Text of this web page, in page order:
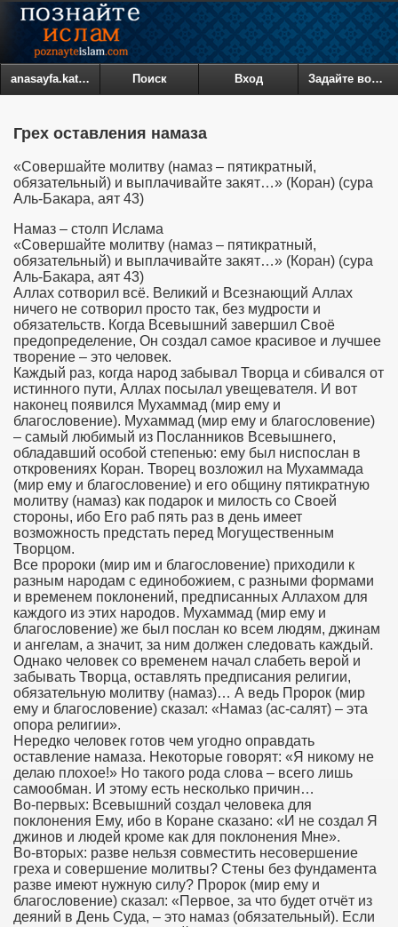
anasayfa.kategoriler Поиск Вход Задайте вопрос
Грех оставления намаза
«Совершайте молитву (намаз – пятикратный,
обязательный) и выплачивайте закят…» (Коран) (сура
Аль-Бакара, аят 43)
Намаз – столп Ислама
«Совершайте молитву (намаз – пятикратный,
обязательный) и выплачивайте закят…» (Коран) (сура
Аль-Бакара, аят 43)
Аллах сотворил всё. Великий и Всезнающий Аллах
ничего не сотворил просто так, без мудрости и
обязательств. Когда Всевышний завершил Своё
предопределение, Он создал самое красивое и лучшее
творение – это человек.
Каждый раз, когда народ забывал Творца и сбивался от
истинного пути, Аллах посылал увещевателя. И вот
наконец появился Мухаммад (мир ему и
благословение). Мухаммад (мир ему и благословение)
– самый любимый из Посланников Всевышнего,
обладавший особой степенью: ему был ниспослан в
откровениях Коран. Творец возложил на Мухаммада
(мир ему и благословение) и его общину пятикратную
молитву (намаз) как подарок и милость со Своей
стороны, ибо Его раб пять раз в день имеет
возможность предстать перед Могущественным
Творцом.
Все пророки (мир им и благословение) приходили к
разным народам с единобожием, с разными формами
и временем поклонений, предписанных Аллахом для
каждого из этих народов. Мухаммад (мир ему и
благословение) же был послан ко всем людям, джинам
и ангелам, а значит, за ним должен следовать каждый.
Однако человек со временем начал слабеть верой и
забывать Творца, оставлять предписания религии,
обязательную молитву (намаз)… А ведь Пророк (мир
ему и благословение) сказал: «Намаз (ас-салят) – эта
опора религии».
Нередко человек готов чем угодно оправдать
оставление намаза. Некоторые говорят: «Я никому не
делаю плохое!» Но такого рода слова – всего лишь
самообман. И этому есть несколько причин…
Во-первых: Всевышний создал человека для
поклонения Ему, ибо в Коране сказано: «И не создал Я
джинов и людей кроме как для поклонения Мне».
Во-вторых: разве нельзя совместить несовершение
греха и совершение молитвы? Стены без фундамента
разве имеют нужную силу? Пророк (мир ему и
благословение) сказал: «Первое, за что будет отчёт из
деяний в День Суда, – это намаз (обязательный). Если